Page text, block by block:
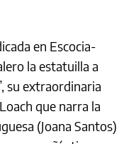
en Escocia-
la estatuilla a
su extraordinaria
que narra la
(Joana Santos)